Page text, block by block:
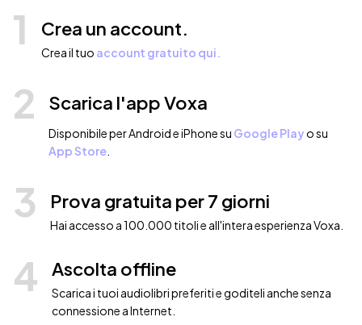
1 Crea un account.
Crea il tuo account gratuito qui.
2 Scarica l'app Voxa
Disponibile per Android e iPhone su Google Playo su
App Store
3 Prova gratuita per 7 giorni
Hai accesso a 100.000 titoli e all'intera esperienza Voxa.
4 Ascolta offline
Scarica i tuoi audiolibri preferiti e goditeli anche senza
connessione a Internet.